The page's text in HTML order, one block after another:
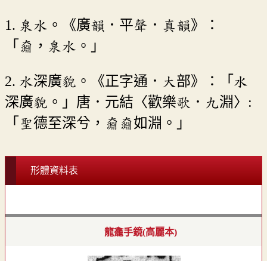
1. 泉水。《廣韻．平聲．真韻》：
「奫，泉水。」
2. 水深廣貌。《正字通．大部》：「水
深廣貌。」唐．元結〈歡樂歌．九淵〉:
「聖德至深兮，奫奫如淵。」
形體資料表
龍龕手鏡(高麗本)